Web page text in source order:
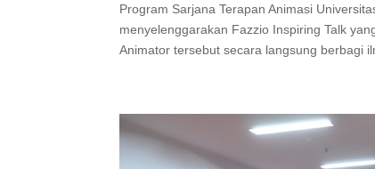
Program Sarjana Terapan Animasi
menyelenggarakan Fazzio Inspiring Talk
Animator tersebut secara langsung berbagi